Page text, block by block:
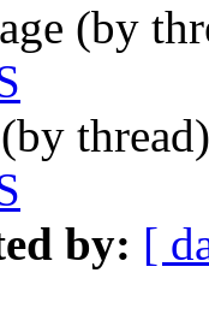
(by
(by
by: [